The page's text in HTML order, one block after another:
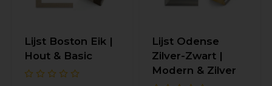
Lijst Boston Eik |
Hout & Basic
Lijst Odense
Zilver-Zwart |
Modern & Zilver